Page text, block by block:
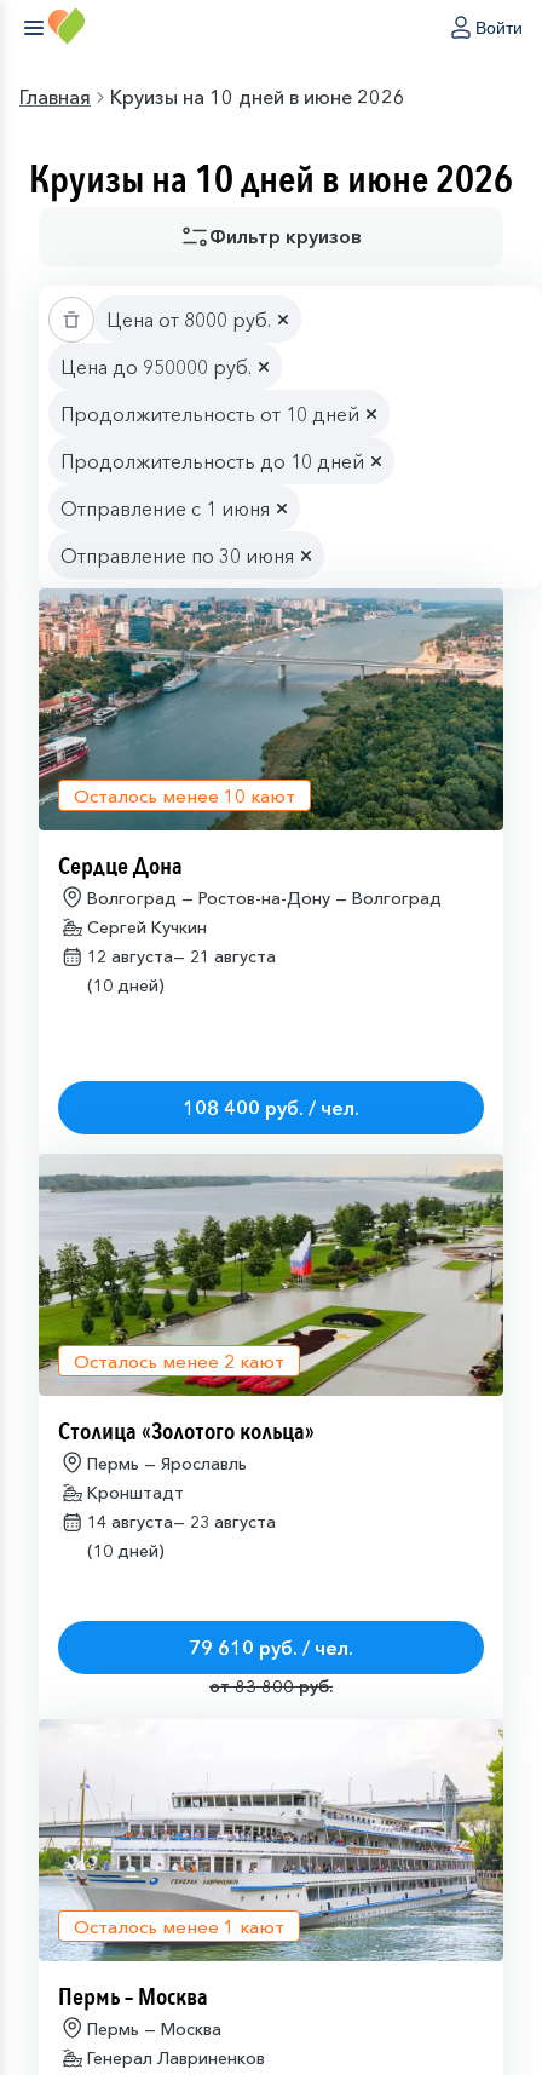
Войти
Главная Круизы на 10 дней в июне 2026
Круизы на 10 дней в июне 2026
Фильтр круизов
Цена от 8000 руб.
Цена до 950000 руб.
Продолжительность от 10 дней
Продолжительность до 10 дней
Отправление с 1 июня
Отправление по 30 июня
Осталось менее 10 кают
Сердце Дона
Волгоград — Ростов-на-Дону — Волгоград
Сергей Кучкин
12 августа— 21 августа
(10 дней)
108 400 руб. / чел.
Осталось менее 2 кают
Столица «Золотого кольца»
Пермь — Ярославль
Кронштадт
14 августа— 23 августа
(10 дней)
79 610 руб. / чел.
от 83 800 руб.
Осталось менее 1 кают
Пермь – Москва
Пермь — Москва
Генерал Лавриненков